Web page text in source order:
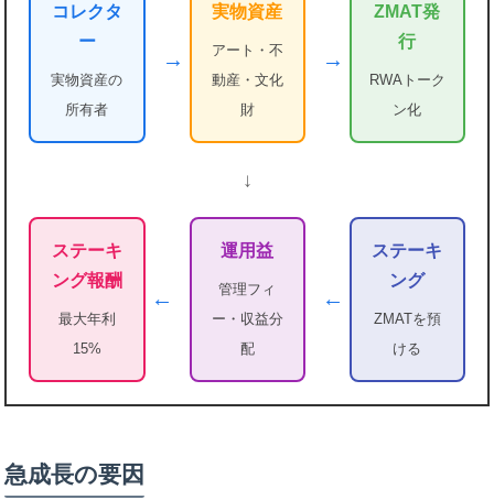
コレクタ
ー
実物資産の
所有者
→
実物資産
アート・不
動産・文化
財
→
ZMAT発
行
RWAトーク
ン化
↓
ステーキ
ング報酬
最大年利
15%
←
運用益
管理フィ
ー・収益分
配
←
ステーキ
ング
ZMATを預
ける
急成長の要因